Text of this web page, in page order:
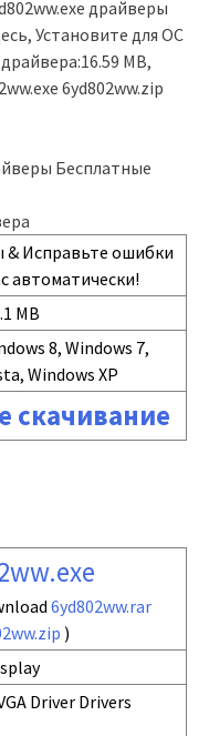
драйверы
Установите для ОС
MB,
6yd802ww.zip
Бесплатные
& Исправьте ошибки
автоматически!
MB
8, Windows 7,
Windows XP
скачивание
6yd802ww.rar
)
Driver Drivers